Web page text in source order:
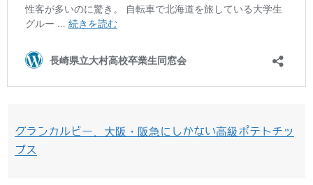
グランカルビー、大阪・阪急にしかない高級ポテトチッ
プス